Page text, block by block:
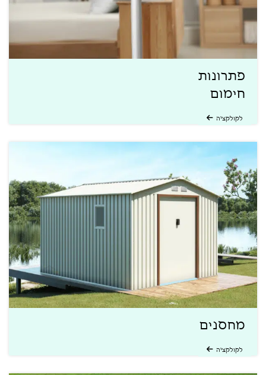
פתרונות
חימום
לקולקציה
מחסנים
לקולקציה